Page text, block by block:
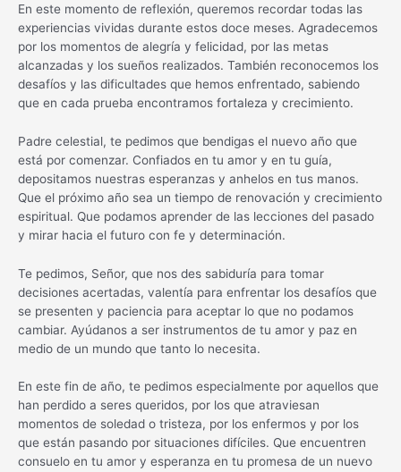
En este momento de reflexión, queremos recordar todas las
experiencias vividas durante estos doce meses. Agradecemos
por los momentos de alegría y felicidad, por las metas
alcanzadas y los sueños realizados. También reconocemos los
desafíos y las dificultades que hemos enfrentado, sabiendo
que en cada prueba encontramos fortaleza y crecimiento.
Padre celestial, te pedimos que bendigas el nuevo año que
está por comenzar. Confiados en tu amor y en tu guía,
depositamos nuestras esperanzas y anhelos en tus manos.
Que el próximo año sea un tiempo de renovación y crecimiento
espiritual. Que podamos aprender de las lecciones del pasado
y mirar hacia el futuro con fe y determinación.
Te pedimos, Señor, que nos des sabiduría para tomar
decisiones acertadas, valentía para enfrentar los desafíos que
se presenten y paciencia para aceptar lo que no podamos
cambiar. Ayúdanos a ser instrumentos de tu amor y paz en
medio de un mundo que tanto lo necesita.
En este fin de año, te pedimos especialmente por aquellos que
han perdido a seres queridos, por los que atraviesan
momentos de soledad o tristeza, por los enfermos y por los
que están pasando por situaciones difíciles. Que encuentren
consuelo en tu amor y esperanza en tu promesa de un nuevo